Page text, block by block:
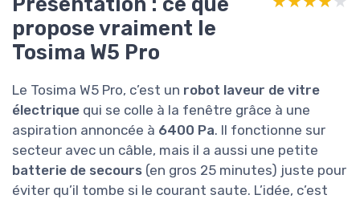
propose vraiment le
Tosima W5 Pro
Le Tosima W5 Pro, c’est un robot laveur de vitre
électrique qui se colle à la fenêtre grâce à une
aspiration annoncée à 6400 Pa. Il fonctionne sur
secteur avec un câble, mais il a aussi une petite
batterie de secours (en gros 25 minutes) juste pour
éviter qu’il tombe si le courant saute. L’idée, c’est